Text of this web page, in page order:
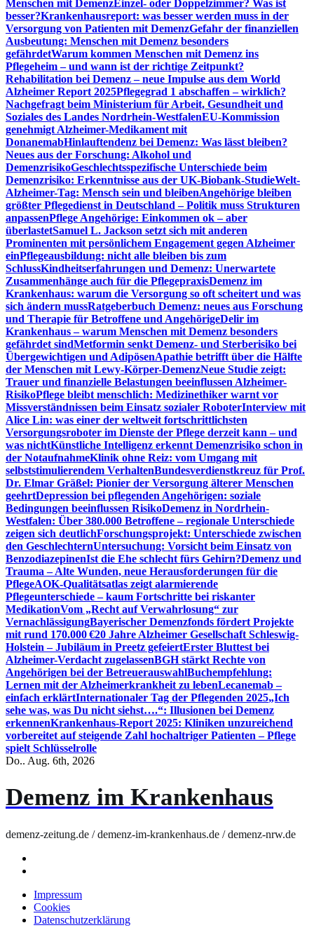
Menschen mit DemenzEinzel- oder Doppelzimmer? Was ist
besser?Krankenhausreport: was besser werden muss in der
Versorgung von Patienten mit DemenzGefahr der finanziellen
Ausbeutung: Menschen mit Demenz besonders
gefährdetWarum kommen Menschen mit Demenz ins
Pflegeheim – und wann ist der richtige Zeitpunkt?
Rehabilitation bei Demenz – neue Impulse aus dem World
Alzheimer Report 2025Pflegegrad 1 abschaffen – wirklich?
Nachgefragt beim Ministerium für Arbeit, Gesundheit und
Soziales des Landes Nordrhein-WestfalenEU-Kommission
genehmigt Alzheimer-Medikament mit
DonanemabHinlauftendenz bei Demenz: Was lässt bleiben?
Neues aus der Forschung: Alkohol und
DemenzrisikoGeschlechtsspezifische Unterschiede beim
Demenzrisiko: Erkenntnisse aus der UK-Biobank-StudieWelt-
Alzheimer-Tag: Mensch sein und bleibenAngehörige bleiben
größter Pflegedienst in Deutschland – Politik muss Strukturen
anpassenPflege Angehörige: Einkommen ok – aber
überlastetSamuel L. Jackson setzt sich mit anderen
Prominenten mit persönlichem Engagement gegen Alzheimer
einPflegeausbildung: nicht alle bleiben bis zum
SchlussKindheitserfahrungen und Demenz: Unerwartete
Zusammenhänge auch für die PflegepraxisDemenz im
Krankenhaus: warum die Versorgung so oft scheitert und was
sich ändern mussRatgeberbuch Demenz: neues aus Forschung
und Therapie für Betroffene und AngehörigeDelir im
Krankenhaus – warum Menschen mit Demenz besonders
gefährdet sindMetformin senkt Demenz- und Sterberisiko bei
Übergewichtigen und AdipösenApathie betrifft über die Hälfte
der Menschen mit Lewy-Körper-DemenzNeue Studie zeigt:
Trauer und finanzielle Belastungen beeinflussen Alzheimer-
RisikoPflege bleibt menschlich: Medizinethiker warnt vor
Missverständnissen beim Einsatz sozialer RoboterInterview mit
Alice Lin: was einer der weltweit fortschrittlichsten
Versorgungsroboter im Dienste der Pflege derzeit kann – und
was nichtKünstliche Intelligenz erkennt Demenzrisiko schon in
der NotaufnahmeKlinik ohne Reiz: vom Umgang mit
selbststimulierendem VerhaltenBundesverdienstkreuz für Prof.
Dr. Elmar Gräßel: Pionier der Versorgung älterer Menschen
geehrtDepression bei pflegenden Angehörigen: soziale
Bedingungen beeinflussen RisikoDemenz in Nordrhein-
Westfalen: Über 380.000 Betroffene – regionale Unterschiede
zeigen sich deutlichForschungsprojekt: Unterschiede zwischen
den GeschlechternUntersuchung: Vorsicht beim Einsatz von
BenzodiazepinenIst die Ehe schlecht fürs Gehirn?Demenz und
Trauma – Alte Wunden, neue Herausforderungen für die
PflegeAOK-Qualitätsatlas zeigt alarmierende
Pflegeunterschiede – kaum Fortschritte bei riskanter
MedikationVom „Recht auf Verwahrlosung“ zur
VernachlässigungBayerischer Demenzfonds fördert Projekte
mit rund 170.000 €20 Jahre Alzheimer Gesellschaft Schleswig-
Holstein – Jubiläum in Preetz gefeiertErster Bluttest bei
Alzheimer-Verdacht zugelassenBGH stärkt Rechte von
Angehörigen bei der BetreuerauswahlBuchempfehlung:
Lernen mit der Alzheimerkrankheit zu lebenLecanemab –
einfach erklärtInternationaler Tag der Pflegenden 2025„Ich
sehe was, was Du nicht siehst….“: Illusionen bei Demenz
erkennenKrankenhaus-Report 2025: Kliniken unzureichend
vorbereitet auf steigende Zahl hochaltriger Patienten – Pflege
spielt Schlüsselrolle
Do.. Aug. 6th, 2026
Demenz im Krankenhaus
demenz-zeitung.de / demenz-im-krankenhaus.de / demenz-nrw.de
Impressum
Cookies
Datenschutzerklärung